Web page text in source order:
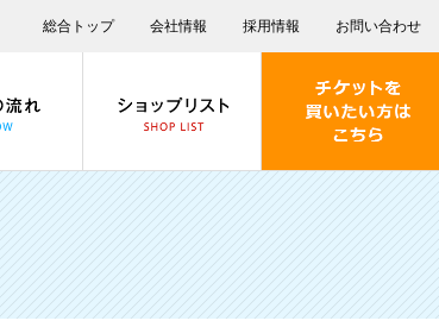
総合トップ 会社情報 採用情報 お問い合わせ